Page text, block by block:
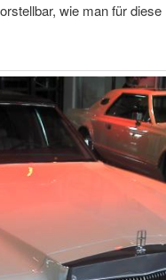
wie man für